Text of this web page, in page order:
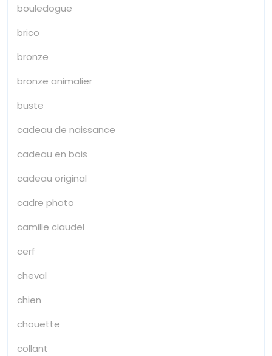
bouledogue
brico
bronze
bronze animalier
buste
cadeau de naissance
cadeau en bois
cadeau original
cadre photo
camille claudel
cerf
cheval
chien
chouette
collant